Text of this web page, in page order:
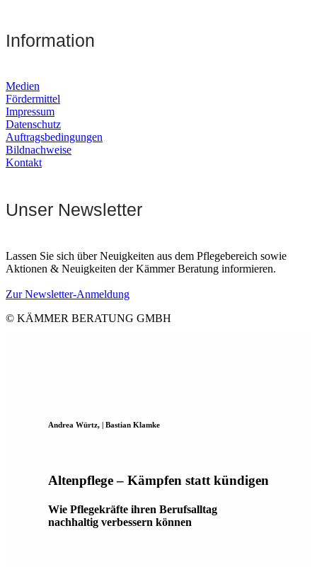
Information
Medien
Fördermittel
Impressum
Datenschutz
Auftragsbedingungen
Bildnachweise
Kontakt
Unser Newsletter
Lassen Sie sich über Neuigkeiten aus dem Pflegebereich sowie
Aktionen & Neuigkeiten der Kämmer Beratung informieren.
Zur Newsletter-Anmeldung
© KÄMMER BERATUNG GMBH
Andrea Würtz, | Bastian Klamke
Altenpflege – Kämpfen statt kündigen
Wie Pflegekräfte ihren Berufsalltag
nachhaltig verbessern können